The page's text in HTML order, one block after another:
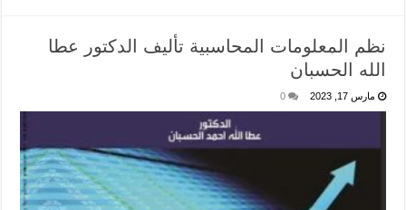
نظم المعلومات المحاسبية تأليف الدكتور عطا
الله الحسبان
مارس 17, 2023 0